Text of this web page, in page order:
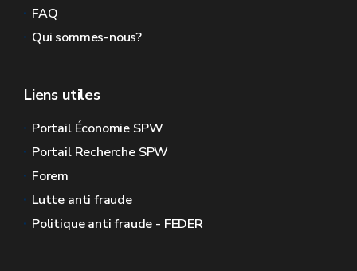
FAQ
Qui sommes-nous?
Liens utiles
Portail Économie SPW
Portail Recherche SPW
Forem
Lutte anti fraude
Politique anti fraude - FEDER